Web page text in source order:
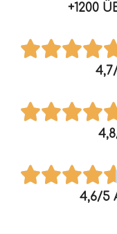
+1200
4,6/5